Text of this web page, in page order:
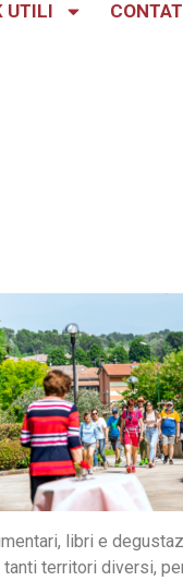
UTILI
libri e
tanti territori diversi,